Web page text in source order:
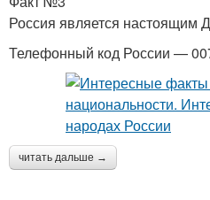
Россия является
Телефонный код России —
читать дальше →